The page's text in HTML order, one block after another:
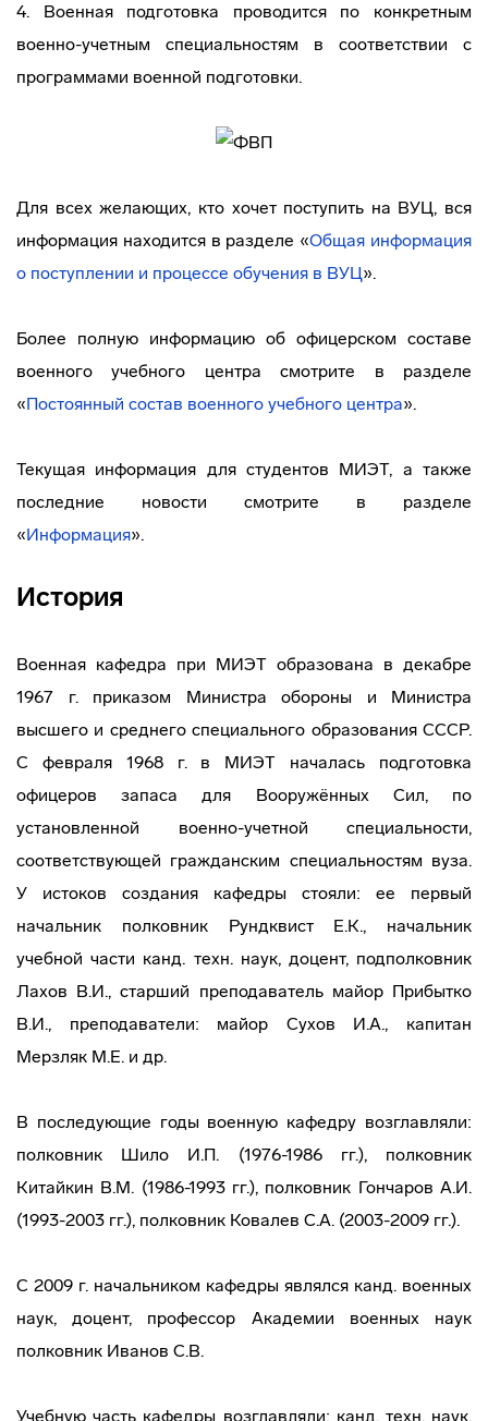
4. Военная подготовка проводится по конкретным
военно-учетным специальностям в соответствии с
программами военной подготовки.
Для всех желающих, кто хочет поступить на ВУЦ, вся
информация находится в разделе «Общая информация
о поступлении и процессе обучения в ВУЦ».
Более полную информацию об офицерском составе
военного учебного центра смотрите в разделе
«Постоянный состав военного учебного центра».
Текущая информация для студентов МИЭТ, а также
последние новости смотрите в разделе
«Информация».
История
Военная кафедра при МИЭТ образована в декабре
1967 г. приказом Министра обороны и Министра
высшего и среднего специального образования СССР.
С февраля 1968 г. в МИЭТ началась подготовка
офицеров запаса для Вооружённых Сил, по
установленной военно-учетной специальности,
соответствующей гражданским специальностям вуза.
У истоков создания кафедры стояли: ее первый
начальник полковник Рундквист Е.К., начальник
учебной части канд. техн. наук, доцент, подполковник
Лахов В.И., старший преподаватель майор Прибытко
В.И., преподаватели: майор Сухов И.А., капитан
Мерзляк М.Е. и др.
В последующие годы военную кафедру возглавляли:
полковник Шило И.П. (1976-1986 гг.), полковник
Китайкин В.М. (1986-1993 гг.), полковник Гончаров А.И.
(1993-2003 гг.), полковник Ковалев С.А. (2003-2009 гг.).
С 2009 г. начальником кафедры являлся канд. военных
наук, доцент, профессор Академии военных наук
полковник Иванов С.В.
Учебную часть кафедры возглавляли: канд. техн. наук,